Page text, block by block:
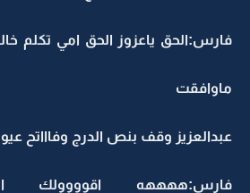
فارس:الحق ياعزوز الحق امي تكلم
ماوافقت
عبدالعزيز وقف بنص الدرج وفاااتح
فارس:ههههه اقوووولك